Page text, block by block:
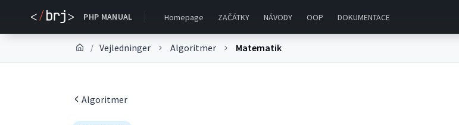
PHP MANUAL Homepage ZAČÁTKY NÁVODY OOP DOKUMENTACE
/ Vejledninger Algoritmer Matematik
Algoritmer